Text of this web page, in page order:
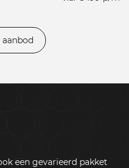
aanbod
een gevarieerd pakket